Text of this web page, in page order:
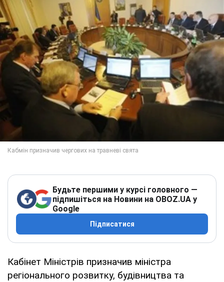
Будьте першими у курсі головного —
підпишіться на Новини на OBOZ.UA у
Google
Підписатися
Кабінет Міністрів призначив міністра
регіонального розвитку, будівництва та